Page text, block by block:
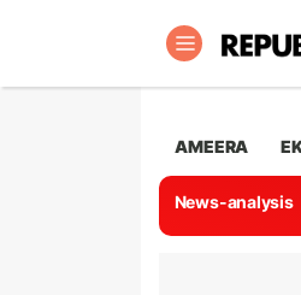
AMEERA
News-analysis